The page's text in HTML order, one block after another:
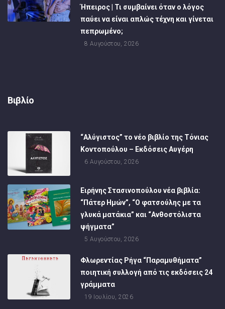
Ήπειρος | Τι συμβαίνει όταν ο λόγος
παύει να είναι απλώς τέχνη και γίνεται
πεπρωμένο;
8 Αυγούστου, 2026
Βιβλίο
“Αλύγιστος” το νέο βιβλίο της Τόνιας
Κοντοπούλου – Εκδόσεις Αυγέρη
6 Αυγούστου, 2026
Ειρήνης Στασινοπούλου νέα βιβλία:
“Πάτερ Ημών”, “Ο φατσούλης με τα
γλυκά ματάκια” και “Ανθοστόλιστα
ψήγματα”
5 Αυγούστου, 2026
Φλωρεντίας Ρήγα “Παραμυθήματα”
ποιητική συλλογή από τις εκδόσεις 24
γράμματα
19 Ιουλίου, 2026